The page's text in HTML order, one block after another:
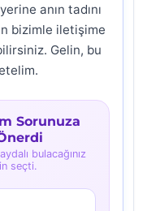
anın tadını
bizimle iletişime
Gelin, bu
Sorunuza
bulacağınız
seçti.